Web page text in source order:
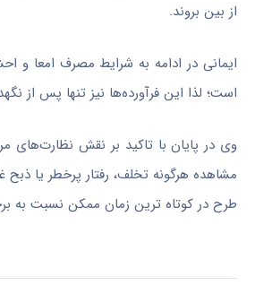
از بین بروند.
ایمانی در ادامه به شرایط مصرف امعا
است؛ لذا این فرآورده‌ها نیز تنها پس از نگهداری مداوم به مدت ۴۸ ساعت در دمای ۴ درجه
وی در پایان با تاکید بر نقش
طرح در کوتاه ترین زمان ممکن نسبت به